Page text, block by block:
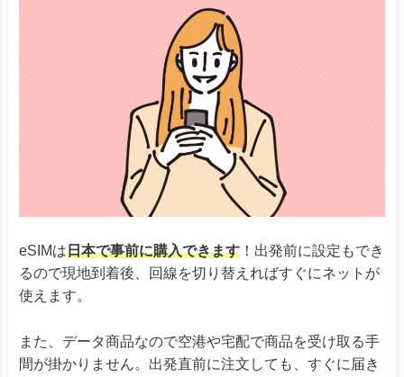
eSIMは日本で事前に購入できます ！出発前に設定もでき
るので現地到着後、回線を切り替えればすぐにネットが
使えます。
また、データ商品なので空港や宅配で商品を受け取る手
間が掛かりません。出発直前に注文しても、すぐに届き